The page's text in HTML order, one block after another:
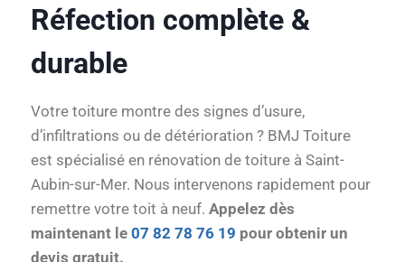
Réfection complète &
durable
Votre toiture montre des signes d’usure,
d’infiltrations ou de détérioration ? BMJ Toiture
est spécialisé en rénovation de toiture à Saint-
Aubin-sur-Mer. Nous intervenons rapidement pour
remettre votre toit à neuf. Appelez dès
maintenant le 07 82 78 76 19 pour obtenir un
devis gratuit.